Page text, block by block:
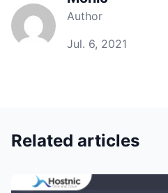
Author
Jul. 6, 2021
Related articles